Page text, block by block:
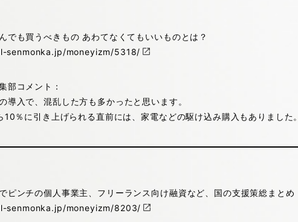
でも買うべきもの あわてなくてもいいものとは？
senmonka.jp/moneyizm/5318/
部コメント：
導入で、混乱した方も多かったと思います。
％に引き上げられる直前には、家電などの駆け込み購入もありました。
ピンチの個人事業主、フリーランス向け融資など、国の支援策総まとめ
senmonka.jp/moneyizm/8203/